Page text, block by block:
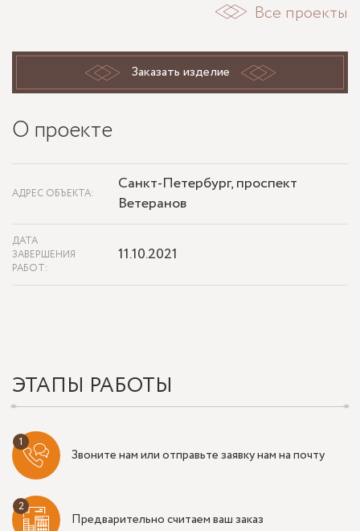
Все проекты
Заказать изделие
О проекте
АДРЕС ОБЪЕКТА:
Санкт-Петербург, проспект
Ветеранов
ДАТА
ЗАВЕРШЕНИЯ
РАБОТ:
11.10.2021
ЭТАПЫ РАБОТЫ
Звоните нам или отправьте заявку нам на почту
Предварительно считаем ваш заказ